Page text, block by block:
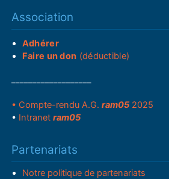
Association
Adhérer
Faire un don (déductible)
• Compte-rendu A.G.ram05 2025
• Intranetram05
Partenariats
Notre politique de partenariats